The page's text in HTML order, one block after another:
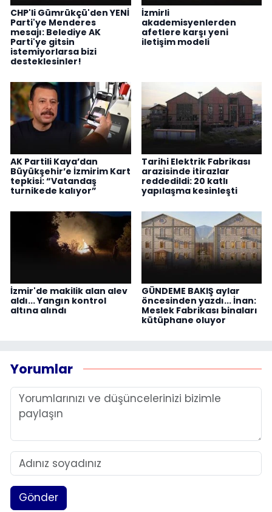
CHP'li Gümrükçü'den YENİ
Parti'ye Menderes
mesajı: Belediye AK
Parti'ye gitsin
istemiyorlarsa bizi
desteklesinler!
İzmirli
akademisyenlerden
afetlere karşı yeni
iletişim modeli
AK Partili Kaya’dan
Büyükşehir’e İzmirim Kart
tepkisi: “Vatandaş
turnikede kalıyor”
Tarihi Elektrik Fabrikası
arazisinde itirazlar
reddedildi: 20 katlı
yapılaşma kesinleşti
İzmir'de makilik alan alev
aldı... Yangın kontrol
altına alındı
GÜNDEME BAKIŞ aylar
öncesinden yazdı... İnan:
Meslek Fabrikası binaları
kütüphane oluyor
Yorumlar
Gönder